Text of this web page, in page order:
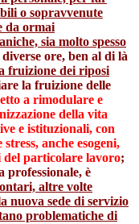
o sopravvenute
da ormai
sia molto spesso
ore, ben al di là
fruizione dei riposi
la fruizione delle
a rimodulare e
della vita
e istituzionali, con
anche esogeni,
del particolare lavoro;
professionale, è
altre volte
nuova sede di servizio
problematiche di